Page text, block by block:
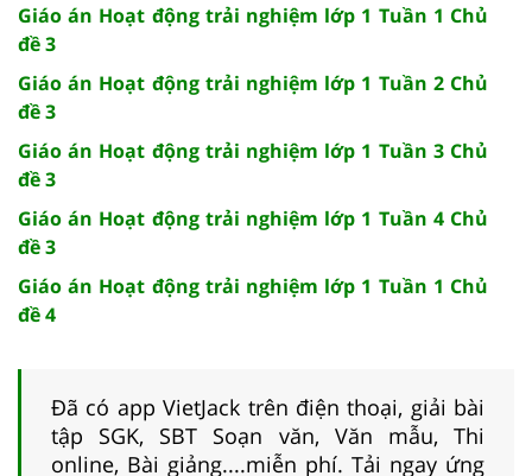
Giáo án Hoạt động trải nghiệm lớp 1 Tuần 1 Chủ
đề 3
Giáo án Hoạt động trải nghiệm lớp 1 Tuần 2 Chủ
đề 3
Giáo án Hoạt động trải nghiệm lớp 1 Tuần 3 Chủ
đề 3
Giáo án Hoạt động trải nghiệm lớp 1 Tuần 4 Chủ
đề 3
Giáo án Hoạt động trải nghiệm lớp 1 Tuần 1 Chủ
đề 4
Đã có app VietJack trên điện thoại, giải bài
tập SGK, SBT Soạn văn, Văn mẫu, Thi
online, Bài giảng....miễn phí. Tải ngay ứng